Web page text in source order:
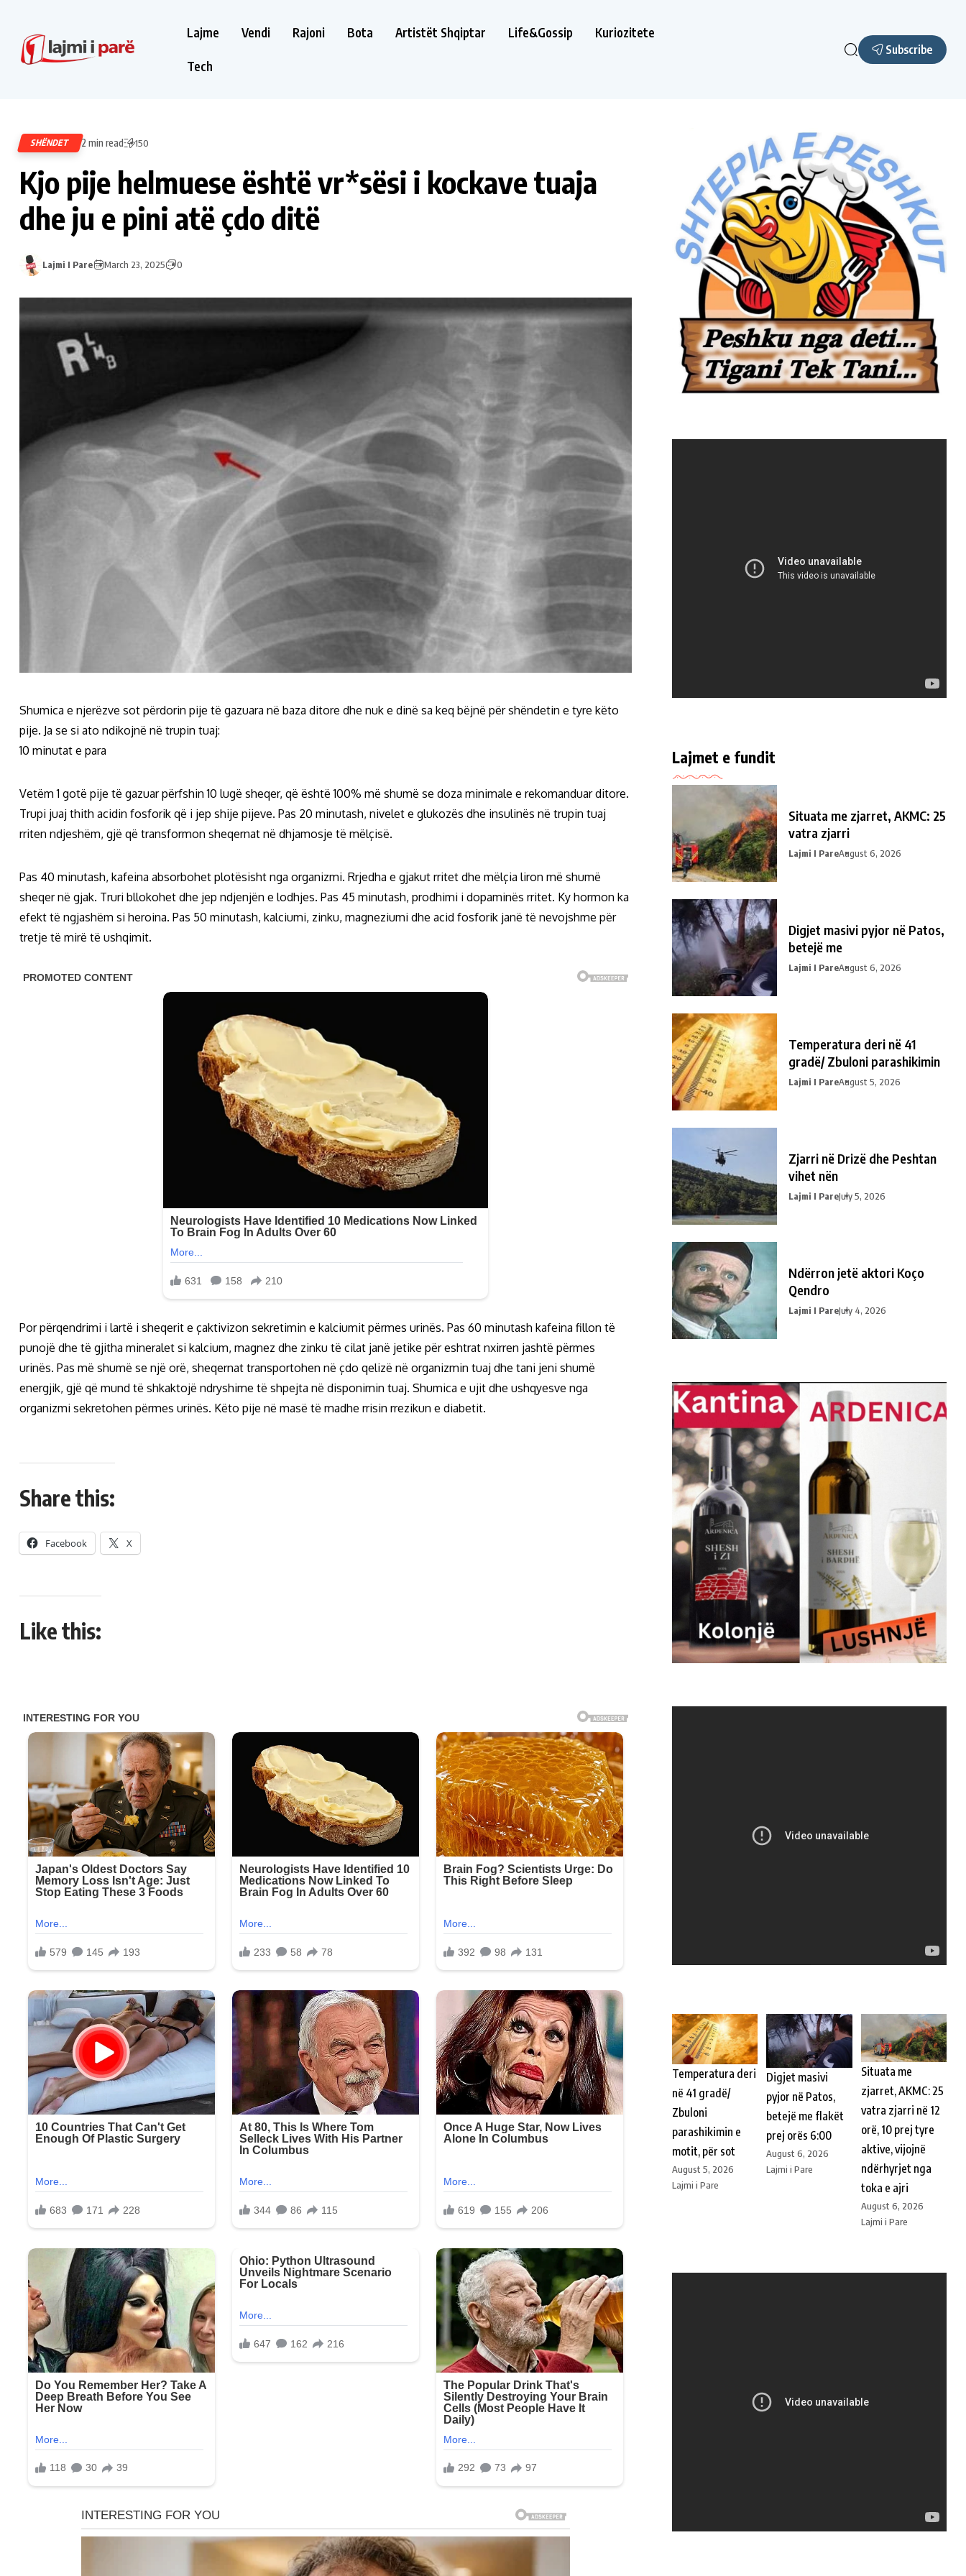
Lajme Vendi Rajoni Bota Artistët Shqiptar Life&Gossip Kuriozitete
Tech
Subscribe
SHËNDET 2 min read 150
Kjo pije helmuese është vr*sësi i kockave tuaja
dhe ju e pini atë çdo ditë
Lajmi I Pare March 23, 2025 0
Shumica e njerëzve sot përdorin pije të gazuara në baza ditore dhe nuk e dinë sa keq bëjnë për shëndetin e tyre këto
pije. Ja se si ato ndikojnë në trupin tuaj:
10 minutat e para
Vetëm 1 gotë pije të gazuar përfshin 10 lugë sheqer, që është 100% më shumë se doza minimale e rekomanduar ditore.
Trupi juaj thith acidin fosforik që i jep shije pijeve. Pas 20 minutash, nivelet e glukozës dhe insulinës në trupin tuaj
rriten ndjeshëm, gjë që transformon sheqernat në dhjamosje të mëlçisë.
Pas 40 minutash, kafeina absorbohet plotësisht nga organizmi. Rrjedha e gjakut rritet dhe mëlçia liron më shumë
sheqer në gjak. Truri bllokohet dhe jep ndjenjën e lodhjes. Pas 45 minutash, prodhimi i dopaminës rritet. Ky hormon ka
efekt të ngjashëm si heroina. Pas 50 minutash, kalciumi, zinku, magneziumi dhe acid fosforik janë të nevojshme për
tretje të mirë të ushqimit.
Por përqendrimi i lartë i sheqerit e çaktivizon sekretimin e kalciumit përmes urinës. Pas 60 minutash kafeina fillon të
punojë dhe të gjitha mineralet si kalcium, magnez dhe zinku të cilat janë jetike për eshtrat nxirren jashtë përmes
urinës. Pas më shumë se një orë, sheqernat transportohen në çdo qelizë në organizmin tuaj dhe tani jeni shumë
energjik, gjë që mund të shkaktojë ndryshime të shpejta në disponimin tuaj. Shumica e ujit dhe ushqyesve nga
organizmi sekretohen përmes urinës. Këto pije në masë të madhe rrisin rrezikun e diabetit.
Share this:
Facebook X
Like this:
Lajmet e fundit
Situata me zjarret, AKMC: 25
vatra zjarri
Lajmi I PareAugust 6, 2026
Digjet masivi pyjor në Patos,
betejë me
Lajmi I PareAugust 6, 2026
Temperatura deri në 41
gradë/ Zbuloni parashikimin
Lajmi I PareAugust 5, 2026
Zjarri në Drizë dhe Peshtan
vihet nën
Lajmi I PareJuly 5, 2026
Ndërron jetë aktori Koço
Qendro
Lajmi I PareJuly 4, 2026
Temperatura deri
në 41 gradë/
Zbuloni
parashikimin e
motit, për sot
August 5, 2026
Lajmi i Pare
Digjet masivi
pyjor në Patos,
betejë me flakët
prej orës 6:00
August 6, 2026
Lajmi i Pare
Situata me
zjarret, AKMC: 25
vatra zjarri në 12
orë, 10 prej tyre
aktive, vijojnë
ndërhyrjet nga
toka e ajri
August 6, 2026
Lajmi i Pare